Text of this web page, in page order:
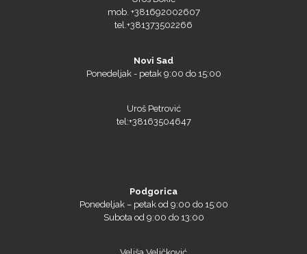
Siser
Tiflex
mob. +381692002607
tel.+381373502266
Novi Sad
Ponedeljak - petak 9:00 do 15:00
Uroš Petrović
tel:+38163504647
Podgorica
Ponedeljak – petak od 9:00 do 15:00
Subota od 9:00 do 13:00
Veliša Veličković